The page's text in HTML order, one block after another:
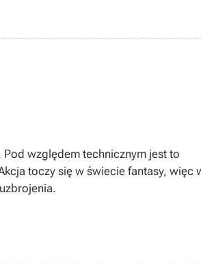
względem technicznym jest to
toczy się w świecie fantasy, więc